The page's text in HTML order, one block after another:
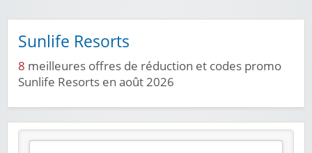
Sunlife Resorts
8 meilleures offres de réduction et codes promo
Sunlife Resorts en août 2026